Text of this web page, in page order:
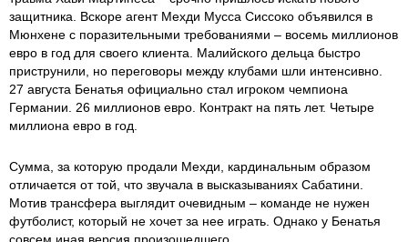
защитника. Вскоре агент Мехди Мусса Сиссоко объявился в
Мюнхене с поразительными требованиями – восемь миллионов
евро в год для своего клиента. Малийского дельца быстро
приструнили, но переговоры между клубами шли интенсивно.
27 августа Бенатья официально стал игроком чемпиона
Германии. 26 миллионов евро. Контракт на пять лет. Четыре
миллиона евро в год.
Сумма, за которую продали Мехди, кардинальным образом
отличается от той, что звучала в высказываниях Сабатини.
Мотив трансфера выглядит очевидным – команде не нужен
футболист, который не хочет за нее играть. Однако у Бенатья
совсем иная версия произошедшего.